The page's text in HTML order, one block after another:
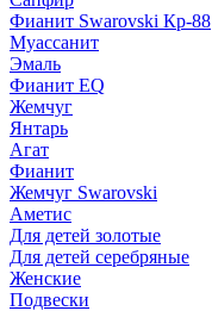
Фианит Swarovski Кр-88
Муассанит
Эмаль
Фианит EQ
Жемчуг
Янтарь
Агат
Фианит
Жемчуг Swarovski
Аметис
Для детей золотые
Для детей серебряные
Женские
Подвески